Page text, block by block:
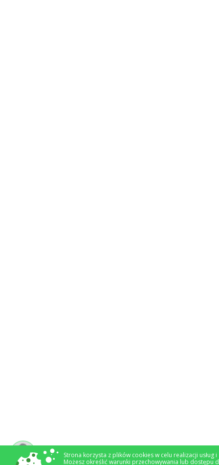
Strona korzysta z plików cookies w celu realizacji usług
Możesz określić warunki przechowywania lub dostępu